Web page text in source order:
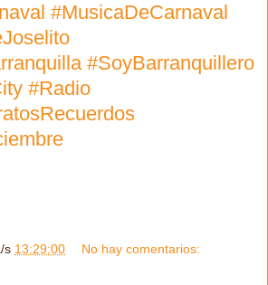
#MusicaDeCarnaval
#SoyBarranquillero
#Radio
s 13:29:00 No hay comentarios: